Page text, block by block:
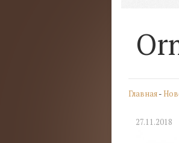
Главная-
27.11.2018